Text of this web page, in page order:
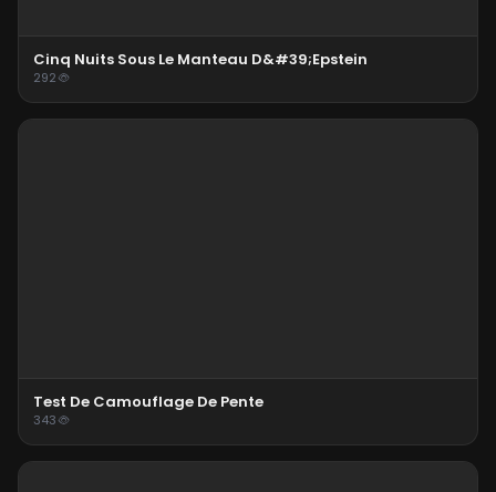
Cinq Nuits Sous Le Manteau D&#39;Epstein
292
Test De Camouflage De Pente
343